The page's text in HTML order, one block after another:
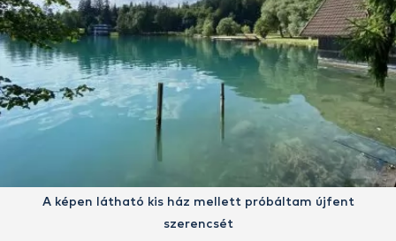
A képen látható kis ház mellett próbáltam újfent
szerencsét